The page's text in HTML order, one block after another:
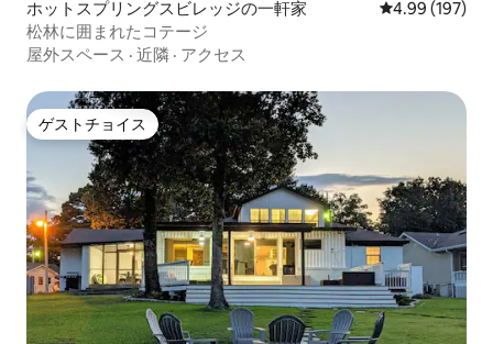
ホットスプリングスビレッジの一軒家 レビュー197
4.99 (197)
松林に囲まれたコテージ
屋外スペース · 近隣 · アクセス
ゲストチョイス
ゲストチョイス